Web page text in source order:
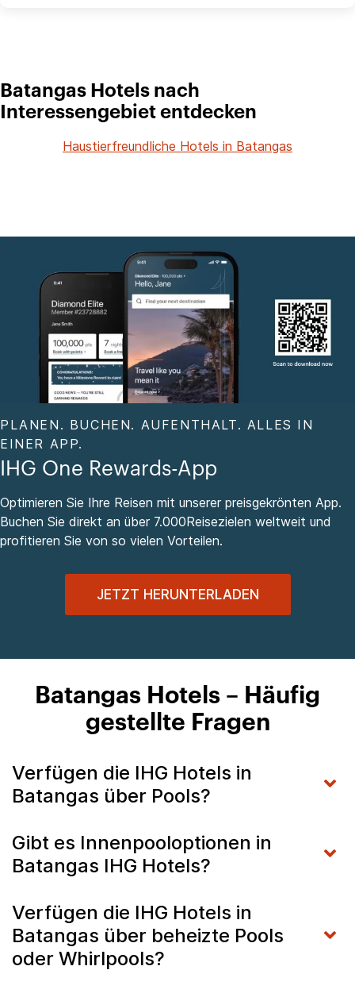
Batangas Hotels nach
Interessengebiet entdecken
Haustierfreundliche Hotels in Batangas
PLANEN. BUCHEN. AUFENTHALT. ALLES IN
EINER APP.
IHG One Rewards-App
Optimieren Sie Ihre Reisen mit unserer preisgekrönten App.
Buchen Sie direkt an über 7.000Reisezielen weltweit und
profitieren Sie von so vielen Vorteilen.
JETZT HERUNTERLADEN
Batangas Hotels – Häufig
gestellte Fragen
Verfügen die IHG Hotels in
Batangas über Pools?
Gibt es Innenpooloptionen in
Batangas IHG Hotels?
Verfügen die IHG Hotels in
Batangas über beheizte Pools
oder Whirlpools?